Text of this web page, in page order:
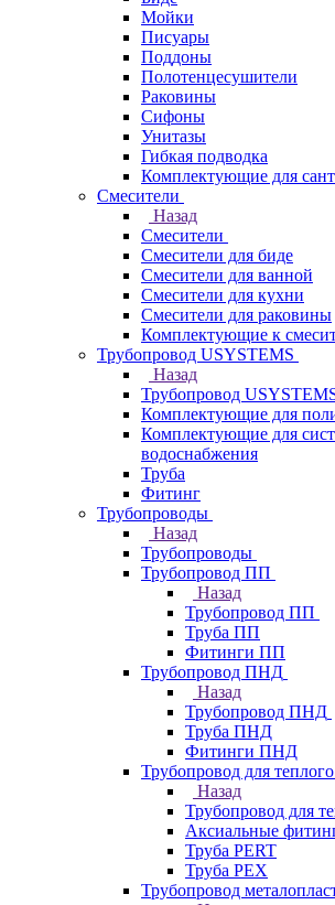
Мойки
Писуары
Поддоны
Полотенцесушители
Раковины
Сифоны
Унитазы
Гибкая подводка
Комплектующие для
Смесители
Назад
Смесители
Смесители для биде
Смесители для ванной
Смесители для кухни
Смесители для раковины
Комплектующие к
Трубопровод USYSTEMS
Назад
Трубопровод
Комплектующие для
Комплектующие для
водоснабжения
Труба
Фитинг
Трубопроводы
Назад
Трубопроводы
Трубопровод ПП
Назад
Трубопровод ПП
Труба ПП
Фитинги ПП
Трубопровод ПНД
Назад
Трубопровод ПНД
Труба ПНД
Фитинги ПНД
Трубопровод для
Назад
Трубопровод для
Аксиальные
Труба PERT
Труба PEX
Трубопровод